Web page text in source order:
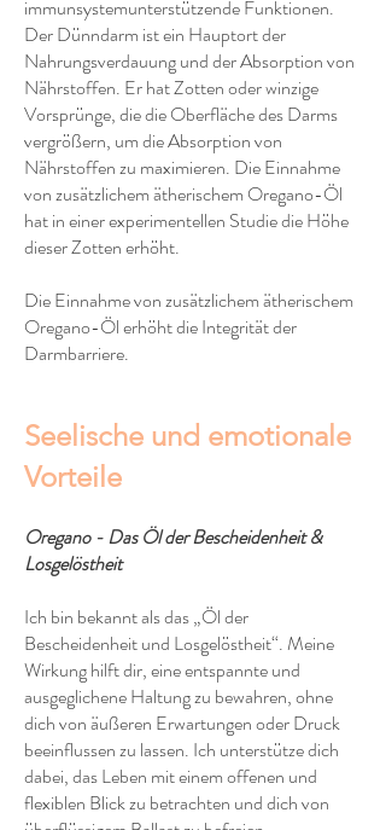
immunsystemunterstützende Funktionen.
Der Dünndarm ist ein Hauptort der
Nahrungsverdauung und der Absorption von
Nährstoffen. Er hat Zotten oder winzige
Vorsprünge, die die Oberfläche des Darms
vergrößern, um die Absorption von
Nährstoffen zu maximieren. Die Einnahme
von zusätzlichem ätherischem Oregano-Öl
hat in einer experimentellen Studie die Höhe
dieser Zotten erhöht.
Die Einnahme von zusätzlichem ätherischem
Oregano-Öl erhöht die Integrität der
Darmbarriere.
Seelische und emotionale
Vorteile
Oregano - Das Öl der Bescheidenheit &
Losgelöstheit
Ich bin bekannt als das „Öl der
Bescheidenheit und Losgelöstheit“. Meine
Wirkung hilft dir, eine entspannte und
ausgeglichene Haltung zu bewahren, ohne
dich von äußeren Erwartungen oder Druck
beeinflussen zu lassen. Ich unterstütze dich
dabei, das Leben mit einem offenen und
flexiblen Blick zu betrachten und dich von